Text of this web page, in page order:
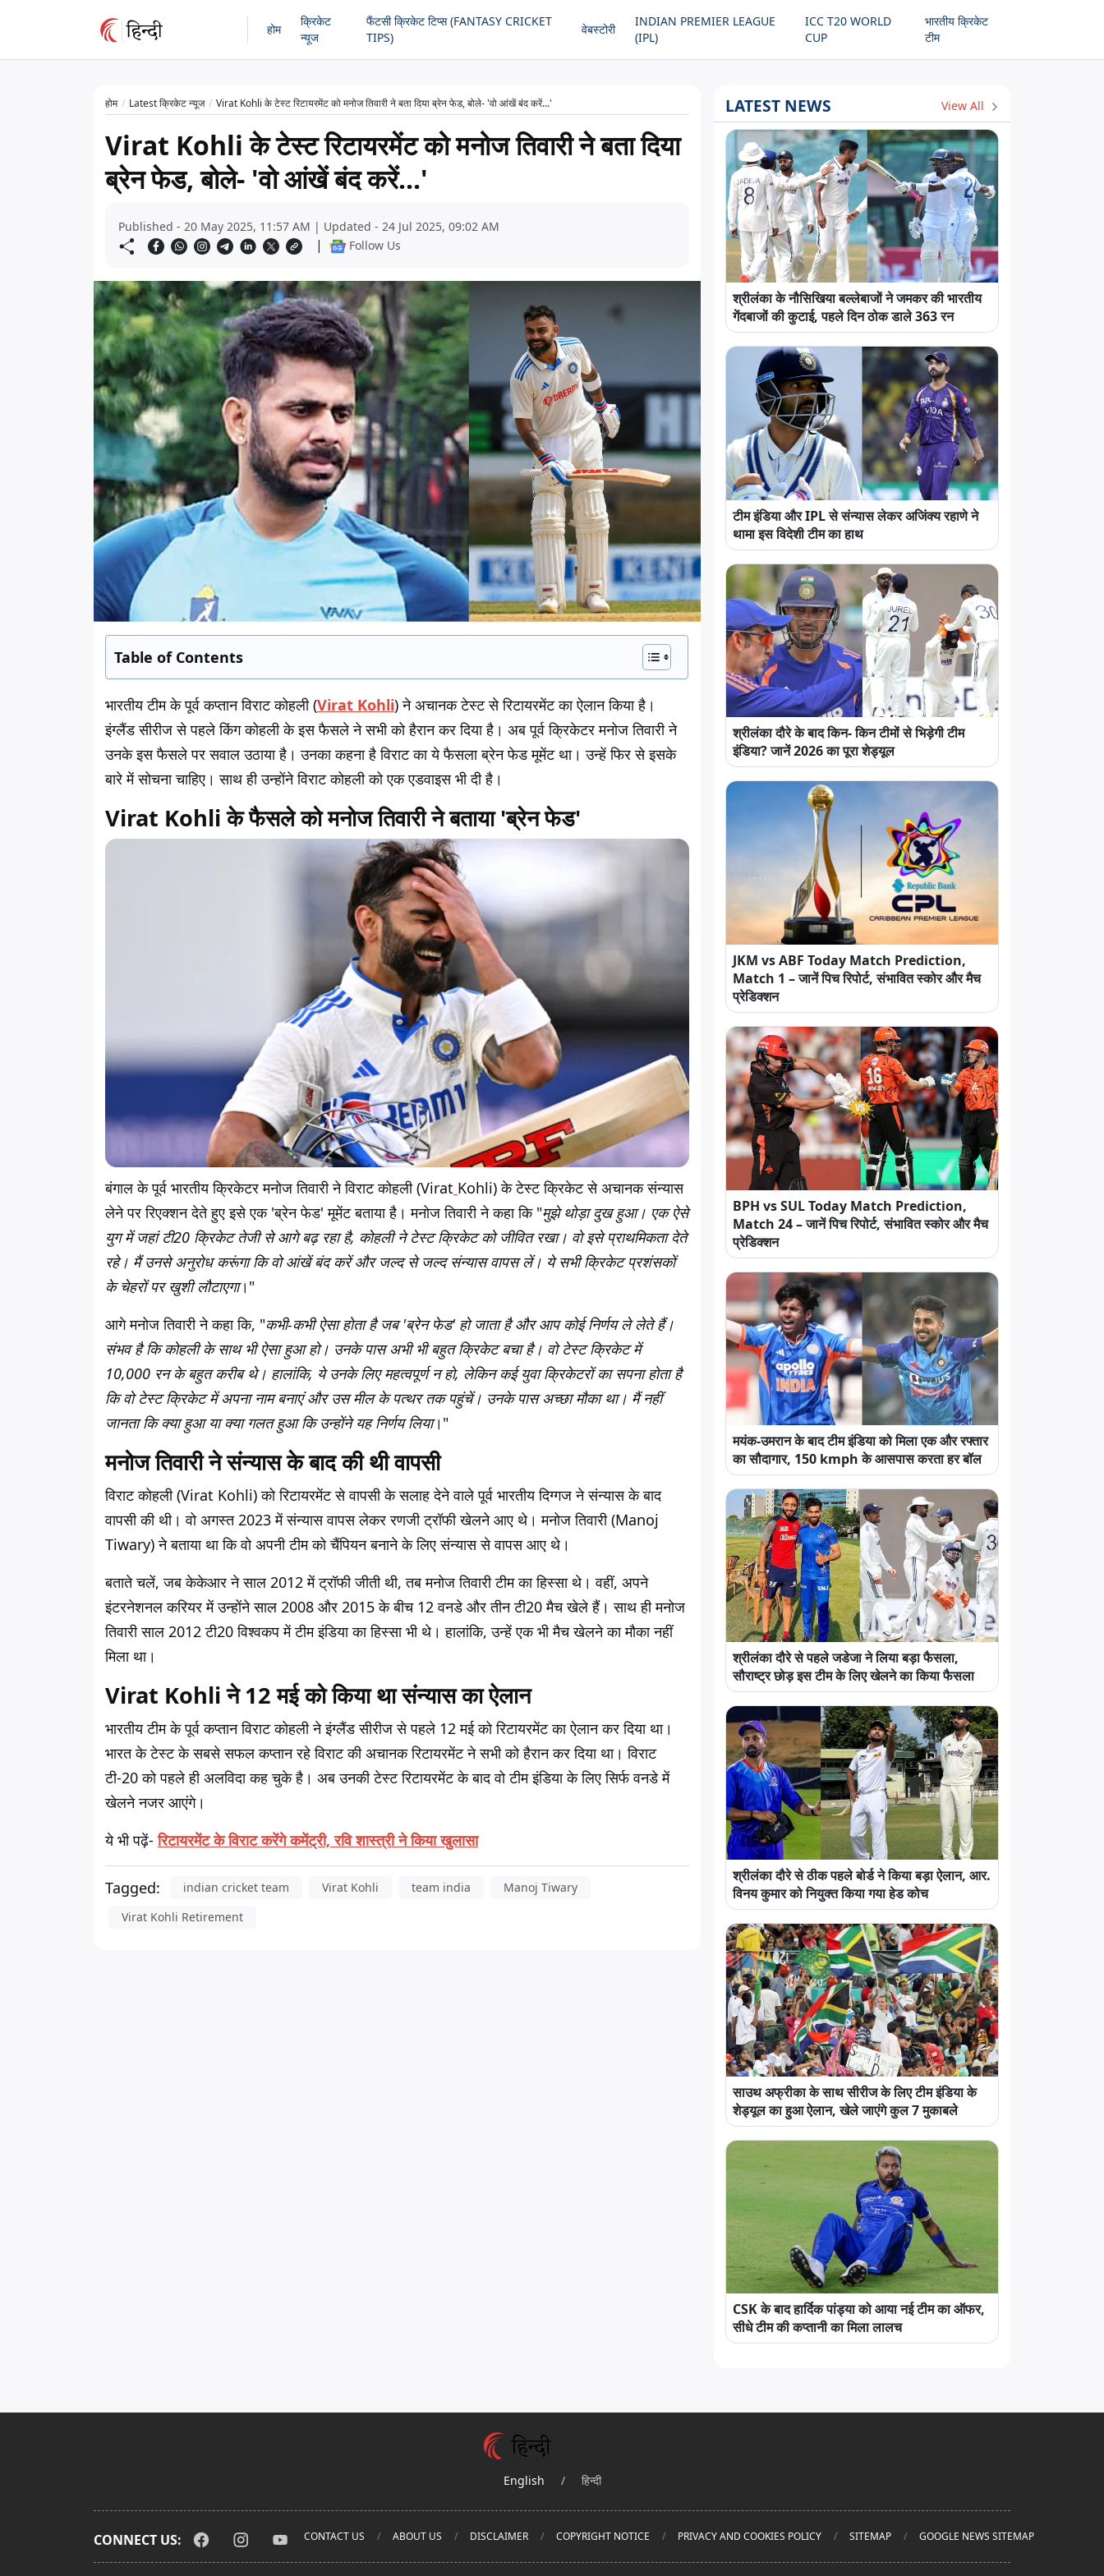
होम
क्रिकेट
न्यूज
फैंटसी क्रिकेट टिप्स (FANTASY CRICKET
TIPS)
वेबस्टोरी
INDIAN PREMIER LEAGUE
(IPL)
ICC T20 WORLD
CUP
भारतीय क्रिकेट
टीम
होम Latest क्रिकेट न्यूज Virat Kohli के टेस्ट रिटायरमेंट को मनोज तिवारी ने बता दिया ब्रेन फेड, बोले- 'वो आंखें बंद करें...'
Virat Kohli के टेस्ट रिटायरमेंट को मनोज तिवारी ने बता दिया
ब्रेन फेड, बोले- 'वो आंखें बंद करें...'
Published - 20 May 2025, 11:57 AM | Updated - 24 Jul 2025, 09:02 AM
| Follow Us
Table of Contents
भारतीय टीम के पूर्व कप्तान विराट कोहली (Virat Kohli) ने अचानक टेस्ट से रिटायरमेंट का ऐलान किया है।
इंग्लैंड सीरीज से पहले किंग कोहली के इस फैसले ने सभी को हैरान कर दिया है। अब पूर्व क्रिकेटर मनोज तिवारी ने
उनके इस फैसले पर सवाल उठाया है। उनका कहना है विराट का ये फैसला ब्रेन फेड मूमेंट था। उन्हें फिर से इसके
बारे में सोचना चाहिए। साथ ही उन्होंने विराट कोहली को एक एडवाइस भी दी है।
Virat Kohli के फैसले को मनोज तिवारी ने बताया 'ब्रेन फेड'
बंगाल के पूर्व भारतीय क्रिकेटर मनोज तिवारी ने विराट कोहली (Virat Kohli) के टेस्ट क्रिकेट से अचानक संन्यास
लेने पर रिएक्शन देते हुए इसे एक 'ब्रेन फेड' मूमेंट बताया है। मनोज तिवारी ने कहा कि "मुझे थोड़ा दुख हुआ। एक ऐसे
युग में जहां टी20 क्रिकेट तेजी से आगे बढ़ रहा है, कोहली ने टेस्ट क्रिकेट को जीवित रखा। वो इसे प्राथमिकता देते
रहे। मैं उनसे अनुरोध करूंगा कि वो आंखें बंद करें और जल्द से जल्द संन्यास वापस लें। ये सभी क्रिकेट प्रशंसकों
के चेहरों पर खुशी लौटाएगा। "
आगे मनोज तिवारी ने कहा कि, "कभी-कभी ऐसा होता है जब 'ब्रेन फेड' हो जाता है और आप कोई निर्णय ले लेते हैं।
संभव है कि कोहली के साथ भी ऐसा हुआ हो। उनके पास अभी भी बहुत क्रिकेट बचा है। वो टेस्ट क्रिकेट में
10,000 रन के बहुत करीब थे। हालांकि, ये उनके लिए महत्वपूर्ण न हो, लेकिन कई युवा क्रिकेटरों का सपना होता है
कि वो टेस्ट क्रिकेट में अपना नाम बनाएं और उस मील के पत्थर तक पहुंचें। उनके पास अच्छा मौका था। मैं नहीं
जानता कि क्या हुआ या क्या गलत हुआ कि उन्होंने यह निर्णय लिया।"
मनोज तिवारी ने संन्यास के बाद की थी वापसी
विराट कोहली (Virat Kohli) को रिटायरमेंट से वापसी के सलाह देने वाले पूर्व भारतीय दिग्गज ने संन्यास के बाद
वापसी की थी। वो अगस्त 2023 में संन्यास वापस लेकर रणजी ट्रॉफी खेलने आए थे। मनोज तिवारी (Manoj
Tiwary) ने बताया था कि वो अपनी टीम को चैंपियन बनाने के लिए संन्यास से वापस आए थे।
बताते चलें, जब केकेआर ने साल 2012 में ट्रॉफी जीती थी, तब मनोज तिवारी टीम का हिस्सा थे। वहीं, अपने
इंटरनेशनल करियर में उन्होंने साल 2008 और 2015 के बीच 12 वनडे और तीन टी20 मैच खेले हैं। साथ ही मनोज
तिवारी साल 2012 टी20 विश्वकप में टीम इंडिया का हिस्सा भी थे। हालांकि, उन्हें एक भी मैच खेलने का मौका नहीं
मिला था।
Virat Kohli ने 12 मई को किया था संन्यास का ऐलान
भारतीय टीम के पूर्व कप्तान विराट कोहली ने इंग्लैंड सीरीज से पहले 12 मई को रिटायरमेंट का ऐलान कर दिया था।
भारत के टेस्ट के सबसे सफल कप्तान रहे विराट की अचानक रिटायरमेंट ने सभी को हैरान कर दिया था। विराट
टी-20 को पहले ही अलविदा कह चुके है। अब उनकी टेस्ट रिटायरमेंट के बाद वो टीम इंडिया के लिए सिर्फ वनडे में
खेलने नजर आएंगे।
ये भी पढ़ें-रिटायरमेंट के विराट करेंगे कमेंट्री, रवि शास्त्री ने किया खुलासा
Tagged: indian cricket team Virat Kohli team india
Manoj Tiwary
Virat Kohli Retirement
LATEST NEWS View All
श्रीलंका के नौसिखिया बल्लेबाजों ने जमकर की भारतीय
गेंदबाजों की कुटाई, पहले दिन ठोक डाले 363 रन
टीम इंडिया और IPL से संन्यास लेकर अजिंक्य रहाणे ने
थामा इस विदेशी टीम का हाथ
श्रीलंका दौरे के बाद किन- किन टीमों से भिड़ेगी टीम
इंडिया? जानें 2026 का पूरा शेड्यूल
JKM vs ABF Today Match Prediction,
Match 1 – जानें पिच रिपोर्ट, संभावित स्कोर और मैच
प्रेडिक्शन
BPH vs SUL Today Match Prediction,
Match 24 – जानें पिच रिपोर्ट, संभावित स्कोर और मैच
प्रेडिक्शन
मयंक-उमरान के बाद टीम इंडिया को मिला एक और रफ्तार
का सौदागार, 150 kmph के आसपास करता हर बॉल
श्रीलंका दौरे से पहले जडेजा ने लिया बड़ा फैसला,
सौराष्ट्र छोड़ इस टीम के लिए खेलने का किया फैसला
श्रीलंका दौरे से ठीक पहले बोर्ड ने किया बड़ा ऐलान, आर.
विनय कुमार को नियुक्त किया गया हेड कोच
साउथ अफ्रीका के साथ सीरीज के लिए टीम इंडिया के
शेड्यूल का हुआ ऐलान, खेले जाएंगे कुल 7 मुकाबले
CSK के बाद हार्दिक पांड्या को आया नई टीम का ऑफर,
सीधे टीम की कप्तानी का मिला लालच
English / हिन्दी
CONNECT US: CONTACT US ABOUT US DISCLAIMER COPYRIGHT NOTICE PRIVACY AND COOKIES POLICY SITEMAP GOOGLE NEWS SITEMAP